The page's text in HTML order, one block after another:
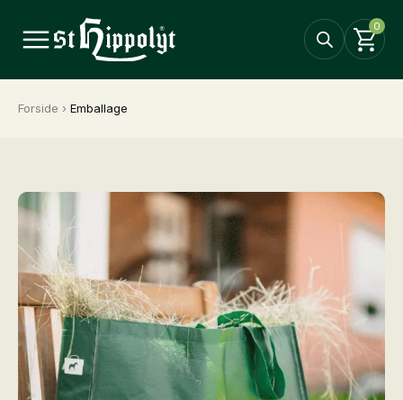
0
Forside › Emballage